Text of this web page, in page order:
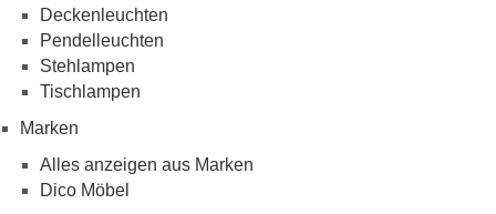
Deckenleuchten
Pendelleuchten
Stehlampen
Tischlampen
Marken
Alles anzeigen aus Marken
Dico Möbel